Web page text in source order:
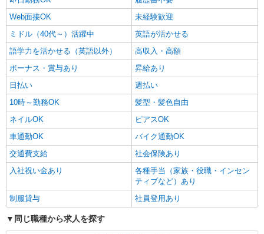
Web面接OK
未経験歓迎
ミドル（40代～）活躍中
英語が活かせる
語学力を活かせる（英語以外）
高収入・高額
ボーナス・賞与あり
昇給あり
日払い
週払い
10時～勤務OK
髪型・髪色自由
ネイルOK
ピアスOK
車通勤OK
バイク通勤OK
交通費支給
社会保険あり
入社祝い金あり
各種手当（家族・役職・インセン
ティブなど）あり
制服貸与
社員登用あり
同じ職種から求人を探す